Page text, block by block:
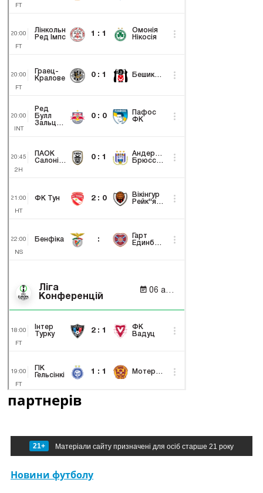
партнерів
21+ Матеріали сайту призначені для осіб старше 21 року
Новини футболу